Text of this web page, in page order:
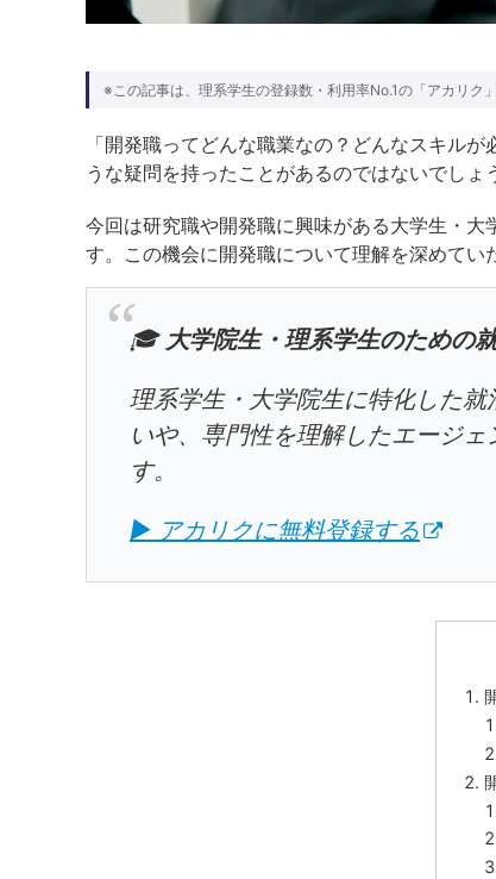
※この記事は、理系学生の登録数・利用率No.1の「アカリク
「開発職ってどんな職業なの？どんなスキル
うな疑問を持ったことがあるのではないでしょ
今回は研究職や開発職に興味がある大学生・
す。この機会に開発職について理解を深めてい
🎓 大学院生・理系学生のための
理系学生・大学院生に特化した
いや、専門性を理解したエージ
す。
▶ アカリクに無料登録する